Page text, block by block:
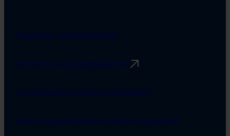
Projektien viestintäohjeet
Rimbert-avustusjärjestelmä
Turvallisemman tilan periaatteet
TietosuojaselosteSaavutettavuusseloste